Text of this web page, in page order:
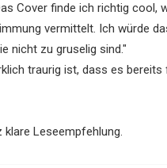
Cover finde ich richtig cool,
vermittelt. Ich würde
nicht zu gruselig sind."
traurig ist, dass es
Leseempfehlung.